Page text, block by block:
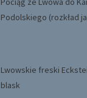
Podolskiego (rozkład
Lwowskie freski
blask